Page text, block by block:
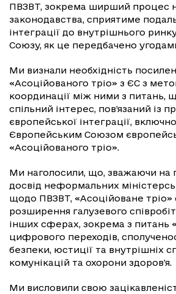
ПВЗВТ, зокрема ширший процес
законодавства, сприятиме
інтеграції до внутрішнього
Союзу, як це передбачено
Ми визнали необхідність
«Асоційованого тріо» з ЄС з
координації між ними з питань,
спільний інтерес, пов’язаний із
європейської інтеграції,
Європейським Союзом
«Асоційованого тріо».
Ми наголосили, що, зважаючи на
досвід неформальних
щодо ПВЗВТ, «Асоційоване тріо»
розширення галузевого
інших сферах, зокрема з питань
цифрового переходів,
безпеки, юстиції та внутрішніх
комунікацій та охорони здоров'я.
Ми висловили свою